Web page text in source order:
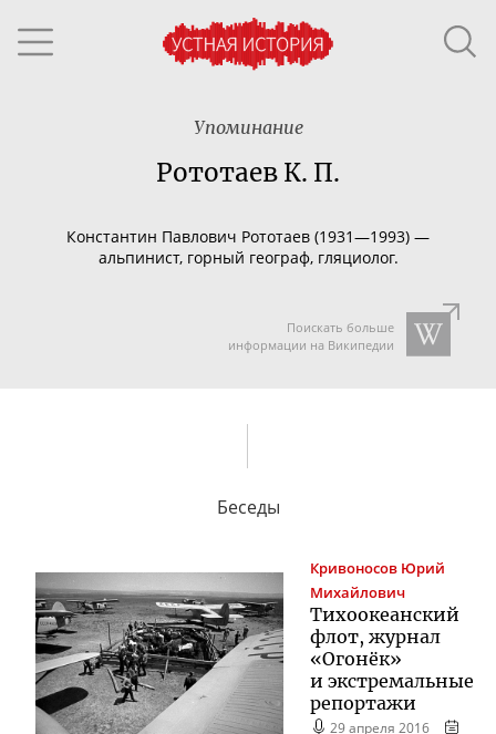
Упоминание
Рототаев К. П.
Константин Павлович Рототаев (1931—1993) —
альпинист, горный географ, гляциолог.
Поискать больше
информации на Википедии
Беседы
Кривоносов Юрий
Михайлович
Тихоокеанский
флот, журнал
«Огонёк»
и экстремальные
репортажи
29 апреля 2016